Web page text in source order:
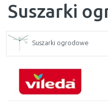
Suszarki
Suszarki ogrodowe